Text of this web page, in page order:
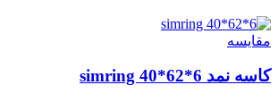
مقايسه
کاسه نمد simring 40*62*6